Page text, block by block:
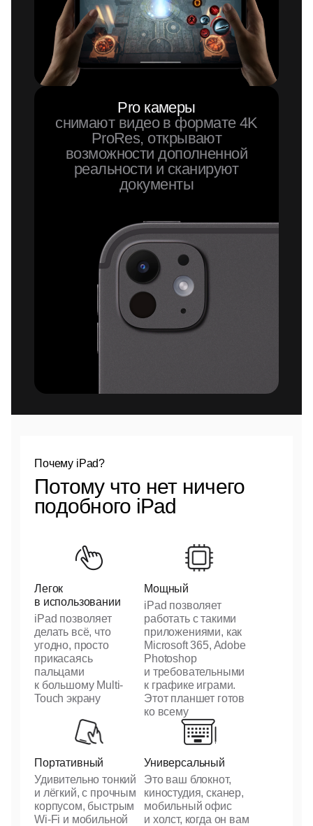
Pro камеры
снимают видео в формате 4K
ProRes, открывают
возможности дополненной
реальности и сканируют
документы
Почему iPad?
Потому что нет ничего
подобного iPad
Легок
в использовании
iPad позволяет
делать всё, что
угодно, просто
прикасаясь
пальцами
к большому Multi-
Touch экрану
Мощный
iPad позволяет
работать с такими
приложениями, как
Microsoft 365, Adobe
Photoshop
и требовательными
к графике играми.
Этот планшет готов
ко всему
Портативный
Удивительно тонкий
и лёгкий, с прочным
корпусом, быстрым
Wi-Fi и мобильной
Универсальный
Это ваш блокнот,
киностудия, сканер,
мобильный офис
и холст, когда он вам